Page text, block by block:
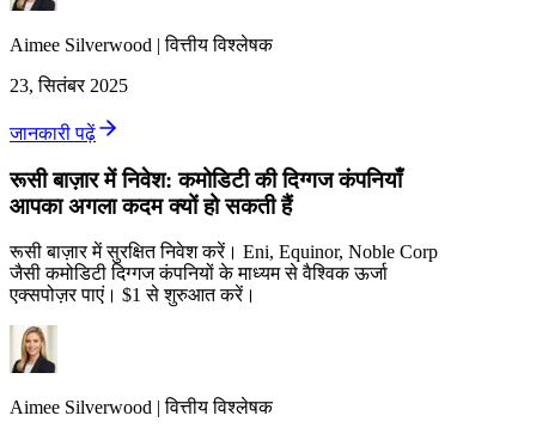
Aimee Silverwood |वित्तीय विश्लेषक
23, सितंबर 2025
जानकारी पढ़ें
रूसी बाज़ार में निवेश: कमोडिटी की दिग्गज कंपनियाँ
आपका अगला कदम क्यों हो सकती हैं
रूसी बाज़ार में सुरक्षित निवेश करें। Eni, Equinor, Noble Corp
जैसी कमोडिटी दिग्गज कंपनियों के माध्यम से वैश्विक ऊर्जा
एक्सपोज़र पाएं। $1 से शुरुआत करें।
Aimee Silverwood |वित्तीय विश्लेषक